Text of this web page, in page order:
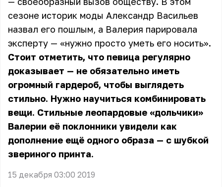
сезоне историк моды Александр Васильев
назвал его пошлым, а Валерия парировала
эксперту — «нужно просто уметь его носить».
Стоит отметить, что певица регулярно
доказывает — не обязательно иметь
огромный гардероб, чтобы выглядеть
стильно. Нужно научиться комбинировать
вещи. Стильные леопардовые «дольчики»
Валерии её поклонники увидели как
дополнение ещё одного образа — c шубкой
звериного принта.
15 декабря 03:00 2019